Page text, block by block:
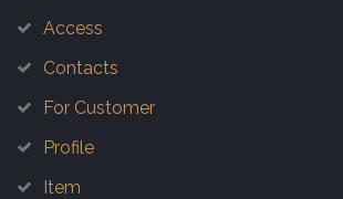
Access
Contacts
For Customer
Profile
Item